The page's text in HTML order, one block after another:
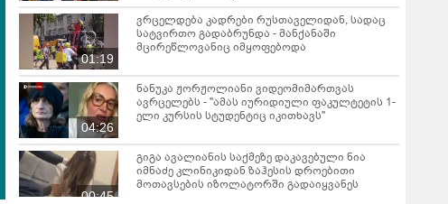
01:19
ვრცელდება კადრები რუსთაველიდან, სადაც
სატვირთო გადაბრუნდა - მანქანაში
მცირეწლოვანიც იმყოფებოდა
04:26
ნანუკა ჟორჟოლიანი ვიდეომიმართვას
ავრცელებს - "ამას იურიდიული ფაკულტეტის 1-
ელი კურსის სტუდენტიც იკითხავს"
00:45
გიგა ავალიანის საქმეზე დაკავებული ნია
იმნაძე კლინიკიდან ზაჰესის დროებითი
მოთავსების იზოლატორში გადაიყვანეს